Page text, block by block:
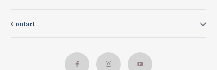
Contact